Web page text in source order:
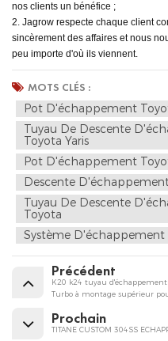
nos clients un bénéfice ;
2. Jagrow respecte chaque client
sincèrement des affaires et nous
peu importe d'où ils viennent.
MOTS CLÉS :
Pot D'échappement
Tuyau De Descente
Toyota Yaris
Pot D'échappement
Descente
Tuyau De Descente
Toyota
Système D'échappement
Précédent
K20 k24 tuyau
Turbo à montage supérieur
Prochain
TITANE CUSTOM 304SS